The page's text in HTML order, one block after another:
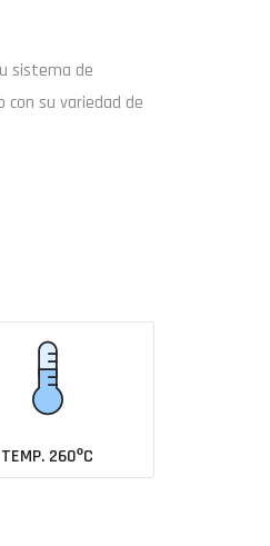
sistema de
su variedad de
TEMP. 260ºC